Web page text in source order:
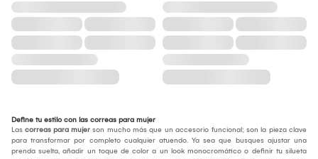
Define tu estilo con las correas para mujer
Las correas para mujer son mucho más que un accesorio funcional; son la pieza clave
para transformar por completo cualquier atuendo. Ya sea que busques ajustar una
prenda suelta, añadir un toque de color a un look monocromático o definir tu silueta